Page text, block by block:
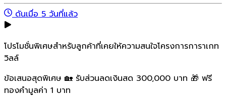
ดันเมื่อ 5 วันที่แล้ว
โปรโมชั่นพิเศษสำหรับลูกค้าที่เคยให้ความสนใจโครงการการาเกท
วิลล์
ข้อเสนอสุดพิเศษ 🏡 รับส่วนลดเงินสด 300,000 บาท 🎁 ฟรี
ทองคำมูลค่า 1 บาท